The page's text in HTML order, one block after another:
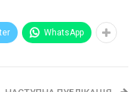
WhatsApp